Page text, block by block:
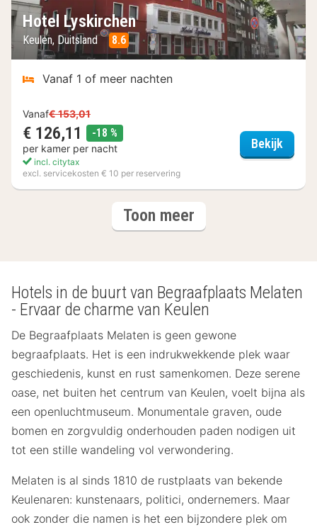
Hotel Lyskirchen
Keulen, Duitsland 8.6
Vanaf 1 of meer nachten
Vanaf€ 153,01
€ 126,11 -18 %
per kamer per nacht
incl. citytax
excl. servicekosten € 10 per reservering
Bekijk
Toon meerhotels
Hotels in de buurt van Begraafplaats Melaten
- Ervaar de charme van Keulen
De Begraafplaats Melaten is geen gewone
begraafplaats. Het is een indrukwekkende plek waar
geschiedenis, kunst en rust samenkomen. Deze serene
oase, net buiten het centrum van Keulen, voelt bijna als
een openluchtmuseum. Monumentale graven, oude
bomen en zorgvuldig onderhouden paden nodigen uit
tot een stille wandeling vol verwondering.
Melaten is al sinds 1810 de rustplaats van bekende
Keulenaren: kunstenaars, politici, ondernemers. Maar
ook zonder die namen is het een bijzondere plek om